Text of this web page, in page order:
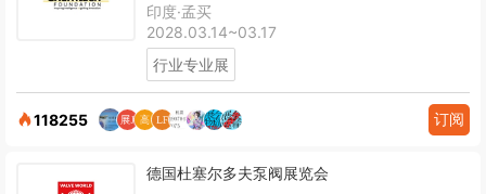
印度·孟买
2028.03.14~03.17
行业专业展
118255 订阅
德国杜塞尔多夫泵阀展览会